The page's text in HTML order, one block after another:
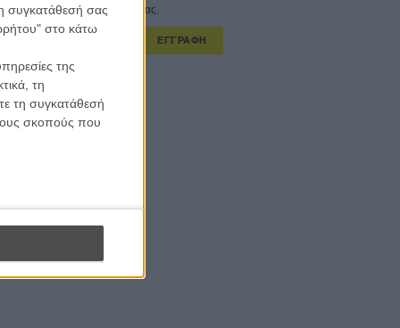
συγκατάθεσή σας
στο κάτω
της
τη
τη συγκατάθεσή
σκοπούς που
εβδομαδιαίο newsletter μας.
ΕΓΓΡΑΦΗ
λαμβάνω τα newsletter σας.